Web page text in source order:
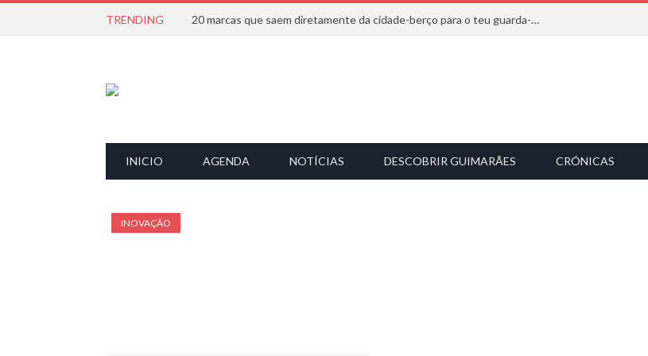
TRENDING 20 marcas que saem diretamente da cidade-berço para o teu guarda-roupa
INICIO AGENDA NOTÍCIAS DESCOBRIR GUIMARÃES CRÓNICAS
INOVAÇÃO